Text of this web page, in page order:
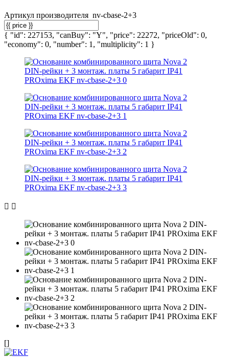
Артикул производителя nv-cbase-2+3
{ "id": 227153, "canBuy": "Y", "price": 22272, "priceOld": 0,
"economy": 0, "number": 1, "multiplicity": 1 }
[]